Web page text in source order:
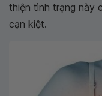
thiện tình trạng này
cạn kiệt.